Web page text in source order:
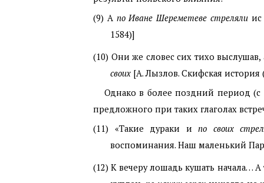
(9) А по Иване Шереметеве стреляли
1584)]
(10) Они же словес сих тихо
своих [А. Лызлов. Скифская история
Однако в более поздний период (с
предложного при таких глаголах
(11) «Такие дураки ипо своих
воспоминания. Наш маленький
(12)К вечеру лошадь кушать начала…